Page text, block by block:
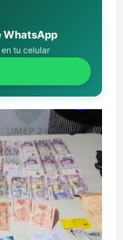
WhatsApp
tu celular